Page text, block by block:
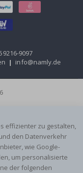
9097
| info@namly.de
effizienter zu gestalten,
den Datenverkehr
wie Google-
um personalisierte
der folgenden